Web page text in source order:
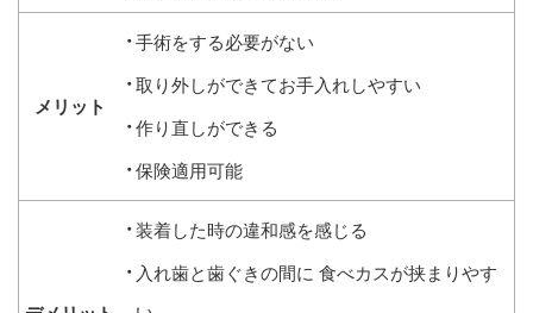
手術をする必要がない
取り外しができてお手入れしやすい
作り直しができる
保険適用可能
装着した時の違和感を感じる
入れ歯と歯ぐきの間に 食べカスが挟まりやす